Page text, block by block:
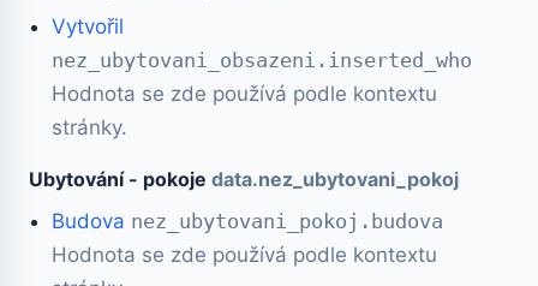
Vytvořil
nez_ubytovani_obsazeni.inserted_who
Hodnota se zde používá podle kontextu
stránky.
Ubytování - pokoje data.nez_ubytovani_pokoj
Budova nez_ubytovani_pokoj.budova
Hodnota se zde používá podle kontextu